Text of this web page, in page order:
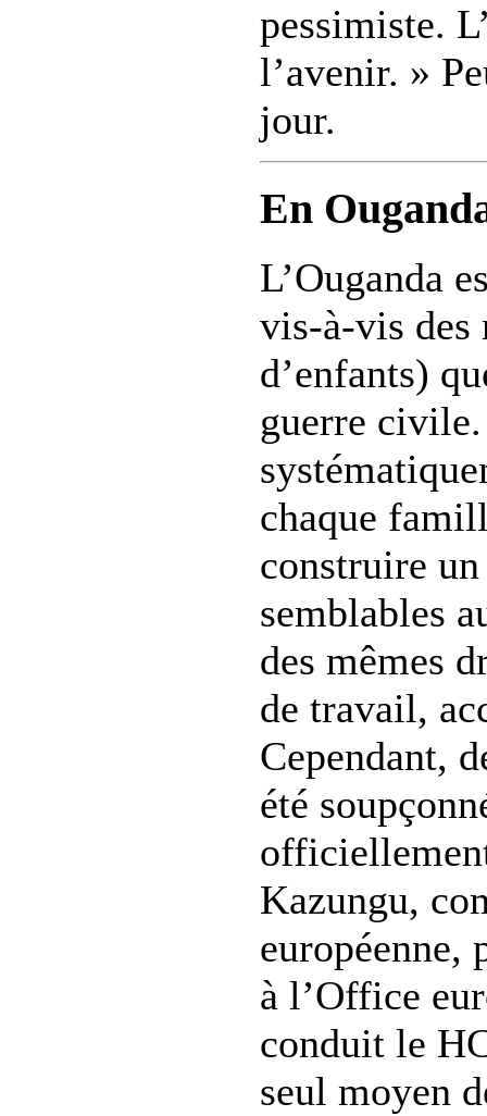
pessimiste.
l’avenir. »
jour.
En
L’Ouganda
vis-à-vis des
d’enfants)
guerre
chaque
construire
semblables
des mêmes
de travail,
Cependant,
été
Kazungu,
européenne,
à l’Office
conduit le
seul moyen